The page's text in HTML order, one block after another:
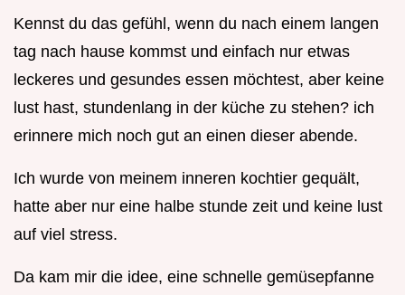
Kennst du das gefühl, wenn du nach einem langen
tag nach hause kommst und einfach nur etwas
leckeres und gesundes essen möchtest, aber keine
lust hast, stundenlang in der küche zu stehen? ich
erinnere mich noch gut an einen dieser abende.
Ich wurde von meinem inneren kochtier gequält,
hatte aber nur eine halbe stunde zeit und keine lust
auf viel stress.
Da kam mir die idee, eine schnelle gemüsepfanne